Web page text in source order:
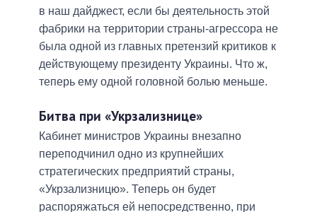
в наш дайджест, если бы деятельность этой
фабрики на территории страны-агрессора не
была одной из главных претензий критиков к
действующему президенту Украины. Что ж,
теперь ему одной головной болью меньше.
Битва при «Укрзализнице»
Кабинет министров Украины внезапно
переподчинил одно из крупнейших
стратегических предприятий страны,
«Укрзализницю». Теперь он будет
распоряжаться ей непосредственно, при